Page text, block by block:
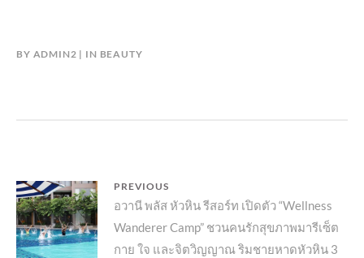
BY ADMIN2 IN BEAUTY
แนะแนว
เรื่อง
PREVIOUS
Previous
post:
อวานี พลัส หัวหิน รีสอร์ท เปิดตัว “Wellness
Wanderer Camp” ชวนคนรักสุขภาพมารีเซ็ต
กาย ใจ และจิตวิญญาณ ริมชายหาดหัวหิน 3